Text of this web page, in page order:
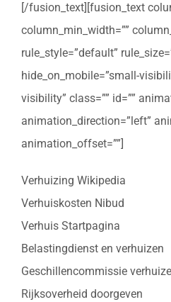
[/fusion_text][fusion_text
column_min_width=””
rule_style=”default”
hide_on_mobile=”small-
visibility” class=”” id=””
animation_direction=”left”
animation_offset=””]
Verhuizing Wikipedia
Verhuiskosten Nibud
Verhuis Startpagina
Belastingdienst en verhuizen
Geschillencommissie
Rijksoverheid doorgeven